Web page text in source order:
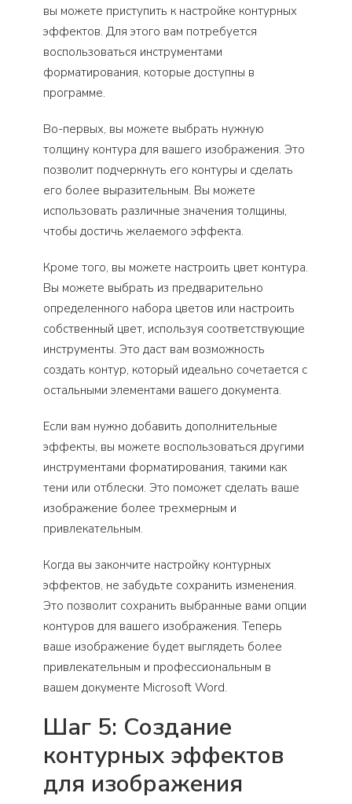
вы можете приступить к настройке контурных
эффектов. Для этого вам потребуется
воспользоваться инструментами
форматирования, которые доступны в
программе.
Во-первых, вы можете выбрать нужную
толщину контура для вашего изображения. Это
позволит подчеркнуть его контуры и сделать
его более выразительным. Вы можете
использовать различные значения толщины,
чтобы достичь желаемого эффекта.
Кроме того, вы можете настроить цвет контура.
Вы можете выбрать из предварительно
определенного набора цветов или настроить
собственный цвет, используя соответствующие
инструменты. Это даст вам возможность
создать контур, который идеально сочетается с
остальными элементами вашего документа.
Если вам нужно добавить дополнительные
эффекты, вы можете воспользоваться другими
инструментами форматирования, такими как
тени или отблески. Это поможет сделать ваше
изображение более трехмерным и
привлекательным.
Когда вы закончите настройку контурных
эффектов, не забудьте сохранить изменения.
Это позволит сохранить выбранные вами опции
контуров для вашего изображения. Теперь
ваше изображение будет выглядеть более
привлекательным и профессиональным в
вашем документе Microsoft Word.
Шаг 5: Создание
контурных эффектов
для изображения